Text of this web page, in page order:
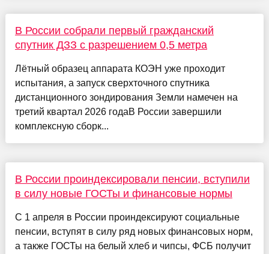
В России собрали первый гражданский
спутник ДЗЗ с разрешением 0,5 метра
Лётный образец аппарата КОЭН уже проходит
испытания, а запуск сверхточного спутника
дистанционного зондирования Земли намечен на
третий квартал 2026 годаВ России завершили
комплексную сборк...
В России проиндексировали пенсии, вступили
в силу новые ГОСТы и финансовые нормы
С 1 апреля в России проиндексируют социальные
пенсии, вступят в силу ряд новых финансовых норм,
а также ГОСТы на белый хлеб и чипсы, ФСБ получит